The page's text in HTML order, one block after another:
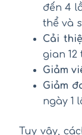
đến 4
thể và
Cải
gian
Giảm
Giảm
ngày 1
Tuy vậy,